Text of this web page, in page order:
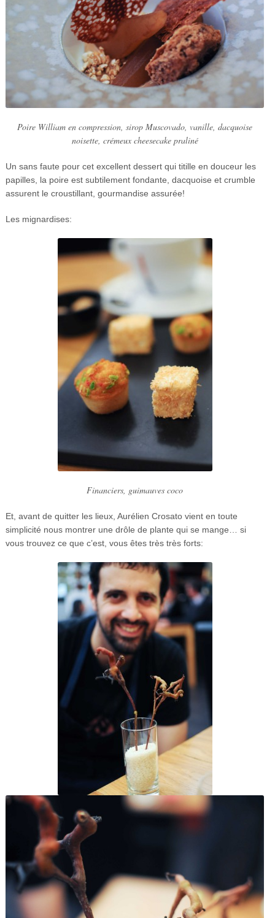
Poire William en compression, sirop Muscovado, vanille, dacquoise
noisette, crémeux cheesecake praliné
Un sans faute pour cet excellent dessert qui titille en douceur les
papilles, la poire est subtilement fondante, dacquoise et crumble
assurent le croustillant, gourmandise assurée!
Les mignardises:
Financiers, guimauves coco
Et, avant de quitter les lieux, Aurélien Crosato vient en toute
simplicité nous montrer une drôle de plante qui se mange… si
vous trouvez ce que c’est, vous êtes très très forts: